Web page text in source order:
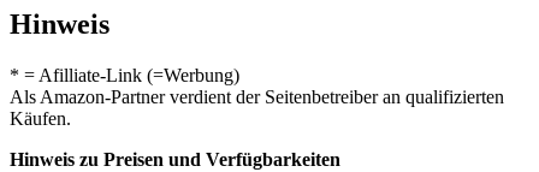
Hinweis
* = Afilliate-Link (=Werbung)
Als Amazon-Partner verdient der Seitenbetreiber an qualifizierten
Käufen.
Hinweis zu Preisen und Verfügbarkeiten